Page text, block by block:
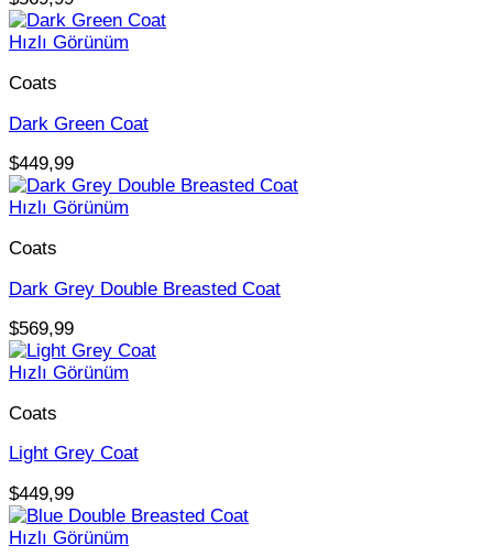
Hızlı Görünüm
Coats
Dark Green Coat
$449,99
Hızlı Görünüm
Coats
Dark Grey Double Breasted Coat
$569,99
Hızlı Görünüm
Coats
Light Grey Coat
$449,99
Hızlı Görünüm